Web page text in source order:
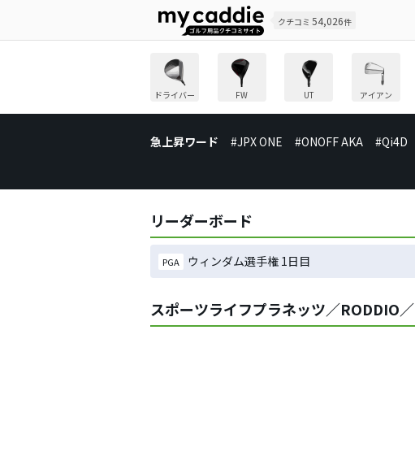
クチコミ 54,026件
ドライバー FW UT アイアン
急上昇ワード #JPX ONE #ONOFF AKA #Qi4D
リーダーボード
PGA ウィンダム選手権 1日目
スポーツライフプラネッツ／RODDIO